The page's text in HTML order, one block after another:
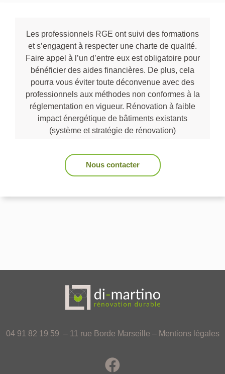
Les professionnels RGE ont suivi des formations
et s’engagent à respecter une charte de qualité.
Faire appel à l’un d’entre eux est obligatoire pour
bénéficier des aides financières. De plus, cela
pourra vous éviter toute déconvenue avec des
professionnels aux méthodes non conformes à la
réglementation en vigueur. Rénovation à faible
impact énergétique de bâtiments existants
(système et stratégie de rénovation)
Nous contacter
04 91 82 19 59 – 11 rue Borde Marseille – Mentions légales